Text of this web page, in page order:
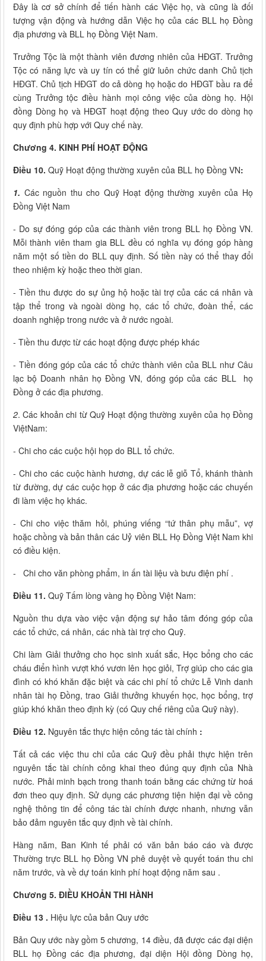
Đây là cơ sở chính để tiến hành các Việc họ, và cũng là đối
tượng vận động và hướng dẫn Việc họ của các BLL họ Đồng
địa phương và BLL họ Đồng Việt Nam.
Trưởng Tộc là một thành viên đương nhiên của HĐGT. Trưởng
Tộc có năng lực và uy tín có thể giữ luôn chức danh Chủ tịch
HĐGT. Chủ tịch HĐGT do cả dòng họ hoặc do HĐGT bầu ra để
cùng Trưởng tộc điều hành mọi công việc của dòng họ. Hội
đồng Dòng họ và HĐGT hoạt động theo Quy ước do dòng họ
quy định phù hợp với Quy chế này.
Chương 4. KINH PHÍ HOẠT ĐỘNG
Điều 10. Quỹ Hoạt động thường xuyên của BLL họ Đồng VN:
1. Các nguồn thu cho Quỹ Hoạt động thường xuyên của Họ
Đồng Việt Nam
- Do sự đóng góp của các thành viên trong BLL họ Đồng VN.
Mỗi thành viên tham gia BLL đều có nghĩa vụ đóng góp hàng
năm một số tiền do BLL quy định. Số tiền này có thể thay đổi
theo nhiệm kỳ hoặc theo thời gian.
- Tiền thu được do sự ủng hộ hoặc tài trợ của các cá nhân và
tập thể trong và ngoài dòng họ, các tổ chức, đoàn thể, các
doanh nghiệp trong nước và ở nước ngoài.
- Tiền thu được từ các hoạt động được phép khác
- Tiền đóng góp của các tổ chức thành viên của BLL như Câu
lạc bộ Doanh nhân họ Đồng VN, đóng góp của các BLL họ
Đồng ở các địa phương.
2. Các khoản chi từ Quỹ Hoạt động thường xuyên của họ Đồng
ViệtNam:
- Chi cho các cuộc hội họp do BLL tổ chức.
- Chi cho các cuộc hành hương, dự các lễ giỗ Tổ, khánh thành
từ đường, dự các cuộc họp ở các địa phương hoặc các chuyến
đi làm việc họ khác.
- Chi cho việc thăm hỏi, phúng viếng “tứ thân phụ mẫu”, vợ
hoặc chồng và bản thân các Uỷ viên BLL Họ Đồng Việt Nam khi
có điều kiện.
- Chi cho văn phòng phẩm, in ấn tài liệu và bưu điện phí .
Điều 11. Quỹ Tấm lòng vàng họ Đồng Việt Nam:
Nguồn thu dựa vào việc vận động sự hảo tâm đóng góp của
các tổ chức, cá nhân, các nhà tài trợ cho Quỹ.
Chi làm Giải thưởng cho học sinh xuất sắc, Học bổng cho các
cháu điển hình vượt khó vươn lên học giỏi, Trợ giúp cho các gia
đình có khó khăn đặc biệt và các chi phí tổ chức Lễ Vinh danh
nhân tài họ Đồng, trao Giải thưởng khuyến học, học bổng, trợ
giúp khó khăn theo định kỳ (có Quy chế riêng của Quỹ này).
Điều 12. Nguyên tắc thực hiện công tác tài chính :
Tất cả các việc thu chi của các Quỹ đều phải thực hiện trên
nguyên tắc tài chính công khai theo đúng quy định của Nhà
nước. Phải minh bạch trong thanh toán bằng các chứng từ hoá
đơn theo quy định. Sử dụng các phương tiện hiện đại về công
nghệ thông tin để công tác tài chính được nhanh, nhưng vẫn
bảo đảm nguyên tắc quy định về tài chính.
Hàng năm, Ban Kinh tế phải có văn bản báo cáo và được
Thường trực BLL họ Đồng VN phê duyệt về quyết toán thu chi
năm trước, và về dự toán kinh phí hoạt động năm sau .
Chương 5. ĐIỀU KHOẢN THI HÀNH
Điều 13 . Hiệu lực của bản Quy ước
Bản Quy ước này gồm 5 chương, 14 điều, đã được các đại diện
BLL họ Đồng các địa phương, đại diện Hội đồng Dòng họ,